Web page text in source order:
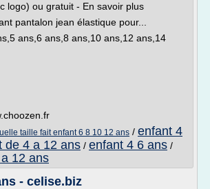
logo) ou gratuit - En savoir plus
pantalon jean élastique pour...
ans,6 ans,8 ans,10 ans,12 ans,14
taille fait enfant 6 8 10 12 ans / enfant 4
de 4 a 12 ans / enfant 4 6 ans /
12 ans
- celise.biz